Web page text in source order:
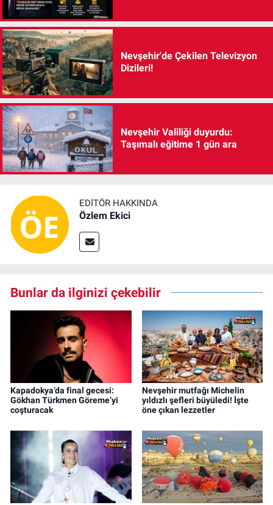
Nevşehir'de Çekilen Televizyon
Dizileri!
Nevşehir Valiliği duyurdu:
Taşımalı eğitime 1 gün ara
EDITÖR HAKKINDA
Özlem Ekici
Bunlar da ilginizi çekebilir
Kapadokya’da final gecesi:
Gökhan Türkmen Göreme’yi
coşturacak
Nevşehir mutfağı Michelin
yıldızlı şefleri büyüledi! İşte
öne çıkan lezzetler